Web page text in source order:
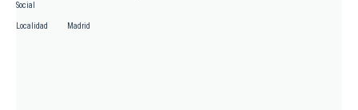
Social
Localidad Madrid